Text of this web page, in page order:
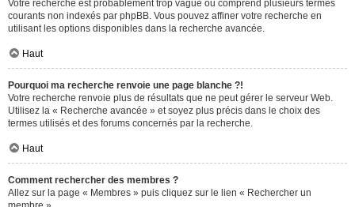
Votre recherche est probablement trop vague ou comprend plusieurs termes
courants non indexés par phpBB. Vous pouvez affiner votre recherche en
utilisant les options disponibles dans la recherche avancée.
Haut
Pourquoi ma recherche renvoie une page blanche ?!
Votre recherche renvoie plus de résultats que ne peut gérer le serveur Web.
Utilisez la « Recherche avancée » et soyez plus précis dans le choix des
termes utilisés et des forums concernés par la recherche.
Haut
Comment rechercher des membres ?
Allez sur la page « Membres » puis cliquez sur le lien « Rechercher un